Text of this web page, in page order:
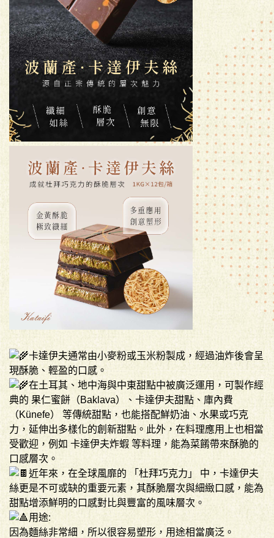
卡達伊夫通常由小麥粉或玉米粉製成，經過油炸後會呈
現酥脆、輕盈的口感。
在土耳其、地中海與中東甜點中被廣泛運用，可製作經
典的 果仁蜜餅（Baklava）、卡達伊夫甜點、庫內費
（Künefe） 等傳統甜點，也能搭配鮮奶油、水果或巧克
力，延伸出多樣化的創新甜點。此外，在料理應用上也相當
受歡迎，例如 卡達伊夫炸蝦 等料理，能為菜餚帶來酥脆的
口感層次。
近年來，在全球風靡的 「杜拜巧克力」 中，卡達伊夫
絲更是不可或缺的重要元素，其酥脆層次與細緻口感，能為
甜點增添鮮明的口感對比與豐富的風味層次。
用途:
因為麵絲非常細，所以很容易塑形，用途相當廣泛。